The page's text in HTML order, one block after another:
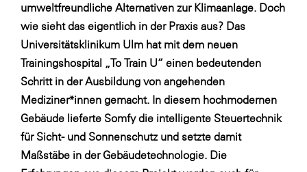
Heimat Österreich
ikp
Johnson & Johnson
JELD-WEN DANA
kosaplaner
LAT Nitrogen
Libro
umweltfreundliche Alternativen zur Klimaanlage. Doch
wie sieht das eigentlich in der Praxis aus? Das
Universitätsklinikum Ulm hat mit dem neuen
Trainingshospital „To Train U“ einen bedeutenden
Schritt in der Ausbildung von angehenden
Mediziner*innen gemacht. In diesem hochmodernen
Gebäude lieferte Somfy die intelligente Steuertechnik
für Sicht- und Sonnenschutz und setzte damit
Maßstäbe in der Gebäudetechnologie. Die